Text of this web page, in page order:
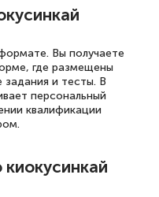
Грамотное,
Всё чётко и
- СПАСИБО!
Вы получаете
где размещены
задания и тесты. В
персональный
квалификации